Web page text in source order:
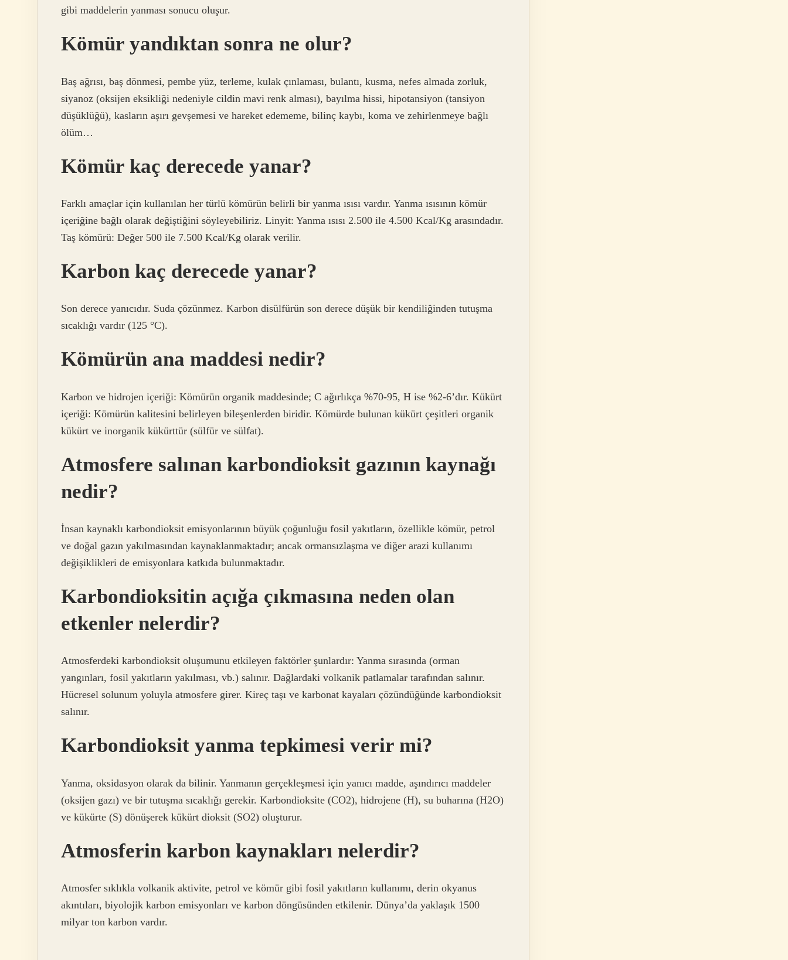
gibi maddelerin yanması sonucu oluşur.
Kömür yandıktan sonra ne olur?
Baş ağrısı, baş dönmesi, pembe yüz, terleme, kulak çınlaması, bulantı, kusma, nefes almada zorluk,
siyanoz (oksijen eksikliği nedeniyle cildin mavi renk alması), bayılma hissi, hipotansiyon (tansiyon
düşüklüğü), kasların aşırı gevşemesi ve hareket edememe, bilinç kaybı, koma ve zehirlenmeye bağlı
ölüm…
Kömür kaç derecede yanar?
Farklı amaçlar için kullanılan her türlü kömürün belirli bir yanma ısısı vardır. Yanma ısısının kömür
içeriğine bağlı olarak değiştiğini söyleyebiliriz. Linyit: Yanma ısısı 2.500 ile 4.500 Kcal/Kg arasındadır.
Taş kömürü: Değer 500 ile 7.500 Kcal/Kg olarak verilir.
Karbon kaç derecede yanar?
Son derece yanıcıdır. Suda çözünmez. Karbon disülfürün son derece düşük bir kendiliğinden tutuşma
sıcaklığı vardır (125 °C).
Kömürün ana maddesi nedir?
Karbon ve hidrojen içeriği: Kömürün organik maddesinde; C ağırlıkça %70-95, H ise %2-6’dır. Kükürt
içeriği: Kömürün kalitesini belirleyen bileşenlerden biridir. Kömürde bulunan kükürt çeşitleri organik
kükürt ve inorganik kükürttür (sülfür ve sülfat).
Atmosfere salınan karbondioksit gazının kaynağı
nedir?
İnsan kaynaklı karbondioksit emisyonlarının büyük çoğunluğu fosil yakıtların, özellikle kömür, petrol
ve doğal gazın yakılmasından kaynaklanmaktadır; ancak ormansızlaşma ve diğer arazi kullanımı
değişiklikleri de emisyonlara katkıda bulunmaktadır.
Karbondioksitin açığa çıkmasına neden olan
etkenler nelerdir?
Atmosferdeki karbondioksit oluşumunu etkileyen faktörler şunlardır: Yanma sırasında (orman
yangınları, fosil yakıtların yakılması, vb.) salınır. Dağlardaki volkanik patlamalar tarafından salınır.
Hücresel solunum yoluyla atmosfere girer. Kireç taşı ve karbonat kayaları çözündüğünde karbondioksit
salınır.
Karbondioksit yanma tepkimesi verir mi?
Yanma, oksidasyon olarak da bilinir. Yanmanın gerçekleşmesi için yanıcı madde, aşındırıcı maddeler
(oksijen gazı) ve bir tutuşma sıcaklığı gerekir. Karbondioksite (CO2), hidrojene (H), su buharına (H2O)
ve kükürte (S) dönüşerek kükürt dioksit (SO2) oluşturur.
Atmosferin karbon kaynakları nelerdir?
Atmosfer sıklıkla volkanik aktivite, petrol ve kömür gibi fosil yakıtların kullanımı, derin okyanus
akıntıları, biyolojik karbon emisyonları ve karbon döngüsünden etkilenir. Dünya’da yaklaşık 1500
milyar ton karbon vardır.